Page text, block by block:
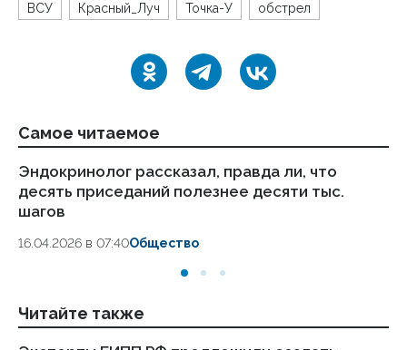
ВСУ Красный_Луч Точка-У обстрел
Самое читаемое
Эндокринолог рассказал, правда ли, что
десять приседаний полезнее десяти тыс.
шагов
16.04.2026 в 07:40Общество
Читайте также